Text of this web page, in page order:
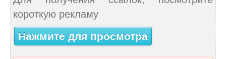
короткую рекламу
Нажмите для просмотра